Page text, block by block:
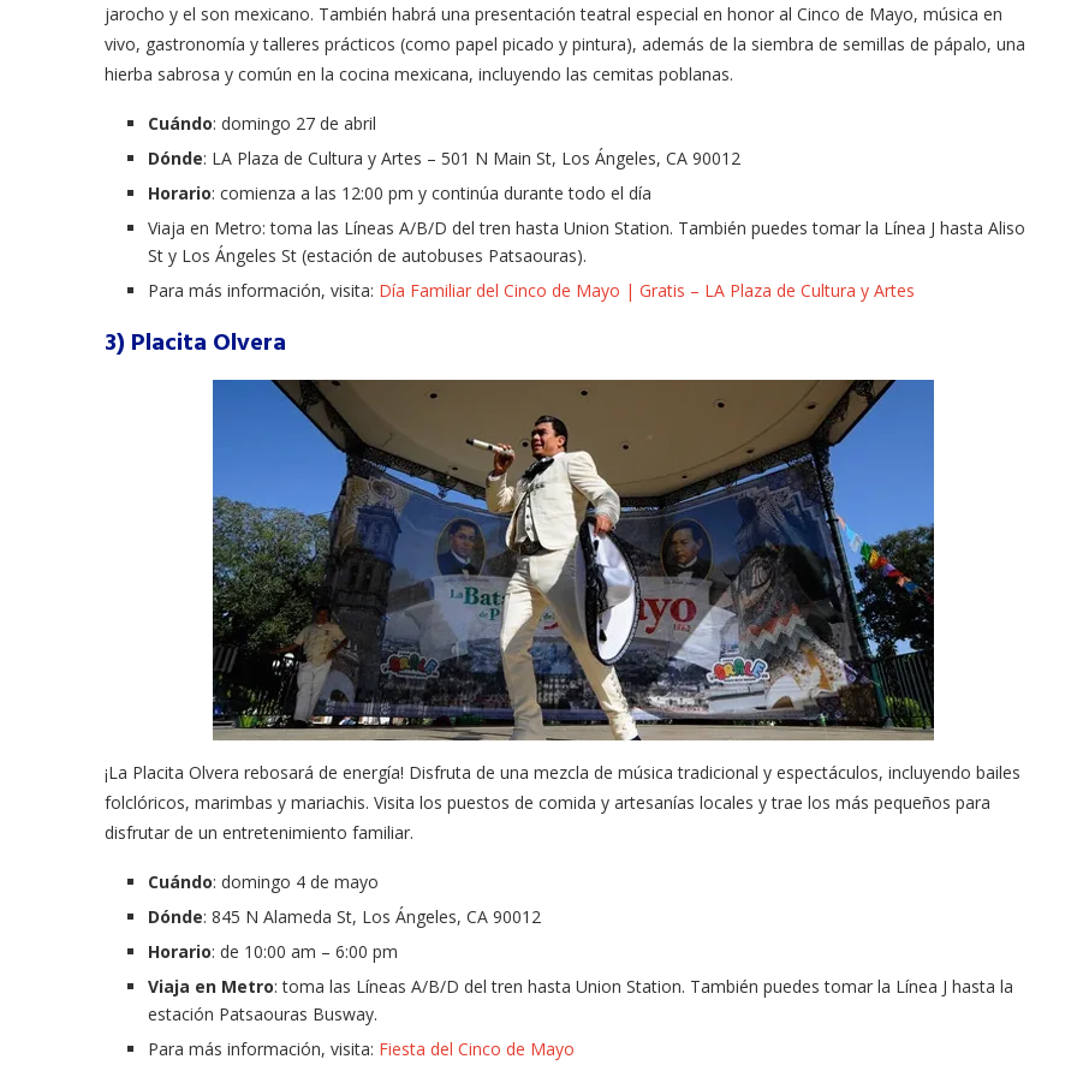
jarocho y el son mexicano. También habrá una presentación teatral especial en honor al Cinco de Mayo, música en
vivo, gastronomía y talleres prácticos (como papel picado y pintura), además de la siembra de semillas de pápalo, una
hierba sabrosa y común en la cocina mexicana, incluyendo las cemitas poblanas.
Cuándo: domingo 27 de abril
Dónde: LA Plaza de Cultura y Artes – 501 N Main St, Los Ángeles, CA 90012
Horario: comienza a las 12:00 pm y continúa durante todo el día
Viaja en Metro: toma las Líneas A/B/D del tren hasta Union Station. También puedes tomar la Línea J hasta Aliso
St y Los Ángeles St (estación de autobuses Patsaouras).
Para más información, visita: Día Familiar del Cinco de Mayo | Gratis – LA Plaza de Cultura y Artes
3) Placita Olvera
¡La Placita Olvera rebosará de energía! Disfruta de una mezcla de música tradicional y espectáculos, incluyendo bailes
folclóricos, marimbas y mariachis. Visita los puestos de comida y artesanías locales y trae los más pequeños para
disfrutar de un entretenimiento familiar.
Cuándo: domingo 4 de mayo
Dónde: 845 N Alameda St, Los Ángeles, CA 90012
Horario: de 10:00 am – 6:00 pm
Viaja en Metro: toma las Líneas A/B/D del tren hasta Union Station. También puedes tomar la Línea J hasta la
estación Patsaouras Busway.
Para más información, visita: Fiesta del Cinco de Mayo
‘Casi...
CDC claims...
03/18/2026
Tu voz importa ¡Sal a votar!
11/03/2025